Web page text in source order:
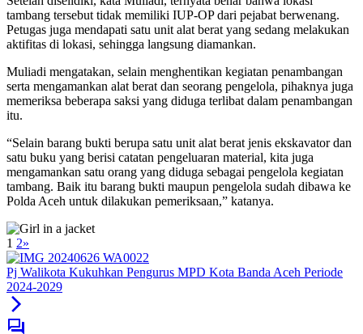
tambang tersebut tidak memiliki IUP-OP dari pejabat berwenang.
Petugas juga mendapati satu unit alat berat yang sedang melakukan
aktifitas di lokasi, sehingga langsung diamankan.
Muliadi mengatakan, selain menghentikan kegiatan penambangan
serta mengamankan alat berat dan seorang pengelola, pihaknya juga
memeriksa beberapa saksi yang diduga terlibat dalam penambangan
itu.
“Selain barang bukti berupa satu unit alat berat jenis ekskavator dan
satu buku yang berisi catatan pengeluaran material, kita juga
mengamankan satu orang yang diduga sebagai pengelola kegiatan
tambang. Baik itu barang bukti maupun pengelola sudah dibawa ke
Polda Aceh untuk dilakukan pemeriksaan,” katanya.
1 2»
Pj Walikota Kukuhkan Pengurus MPD Kota Banda Aceh Periode
2024-2029